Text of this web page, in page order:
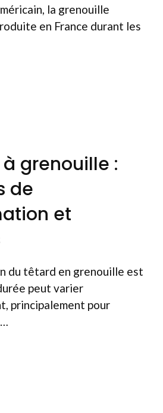
la grenouille
en France durant les
grenouille :
de
et
du têtard en grenouille est
peut varier
principalement pour